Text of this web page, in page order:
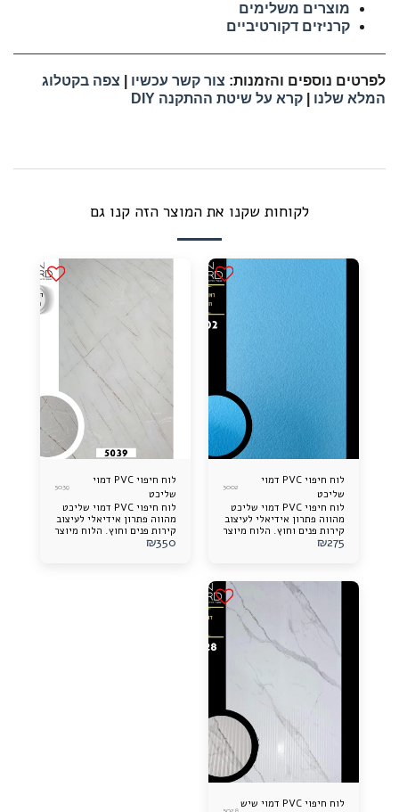
מוצרים משלימים
קרניזים דקורטיביים
לפרטים נוספים והזמנות: צור קשר עכשיו
צפה בקטלוג
המלא שלנו
קרא על שיטת ההתקנה DIY
לקוחות שקנו את המוצר הזה קנו גם
לוח חיפוי PVC דמוי
שליכט
5002
לוח חיפוי PVC דמוי שליכט
מהווה פתרון אידיאלי לעיצוב
קירות פנים וחוץ. הלוח מיוצר
מחומר איכותי ועמיד,
וגמישות. מתאים לשימוש
במגוון יישומים ומספק
עמידות מעולה לתנאי מזג
האוויר ולשחיקה לאורך זמן.
פתרון מושלם לשדרוג עיצוב
הבית והעסק בצורה אסטתית
ופרקטית.
₪275
לוח חיפוי PVC דמוי
שליכט
5039
לוח חיפוי PVC דמוי שליכט
מהווה פתרון אידיאלי לעיצוב
קירות פנים וחוץ. הלוח מיוצר
מחומר איכותי ועמיד,
₪350
לוח חיפוי PVC דמוי שיש